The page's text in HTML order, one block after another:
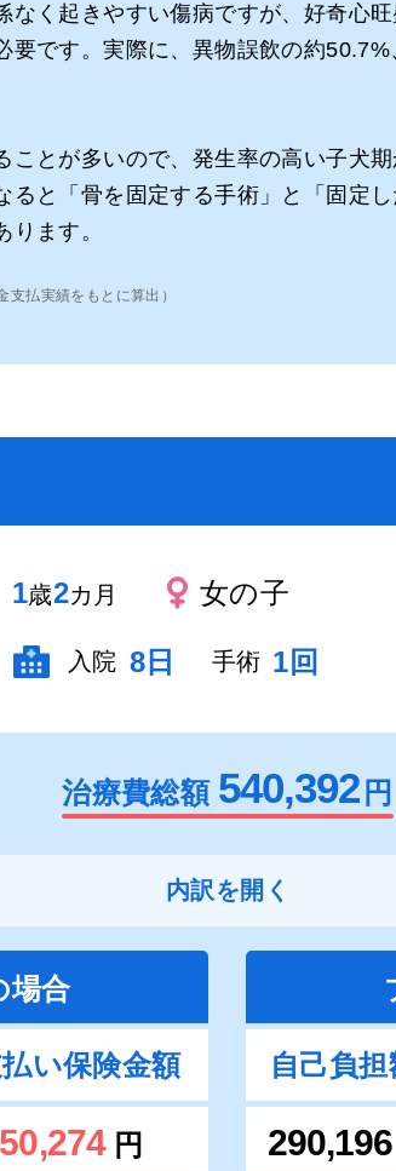
なく起きやすい傷病ですが、好奇心
要です。実際に、異物誤飲の約
ことが多いので、発生率の高い子犬
ると「骨を固定する手術」と「固定
ます。
払実績をもとに算出）
1歳2カ月 女の子
入院 8日 手術 1回
治療費総額 540,392 円
内訳を開く
場合
い保険金額
円
自己負担
290,196